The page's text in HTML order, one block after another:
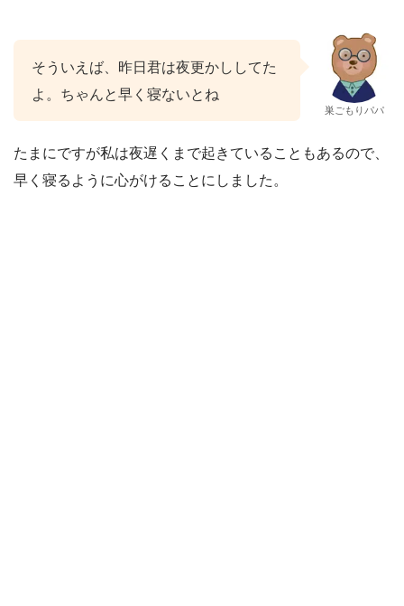
そういえば、昨日君は夜更かししてた
よ。ちゃんと早く寝ないとね
巣ごもりパパ
たまにですが私は夜遅くまで起きていることもあるので、
早く寝るように心がけることにしました。